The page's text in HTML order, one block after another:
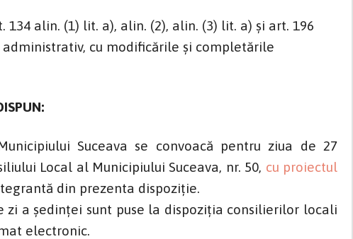
alin. (1) lit. a), alin. (2), alin. (3) lit. a) şi art. 196
administrativ, cu modificările și completările
Suceava se convoacă pentru ziua de 27
Local al Municipiului Suceava, nr. 50, cu proiectul
din prezenta dispoziție.
a şedinţei sunt puse la dispoziţia consilierilor locali
electronic.